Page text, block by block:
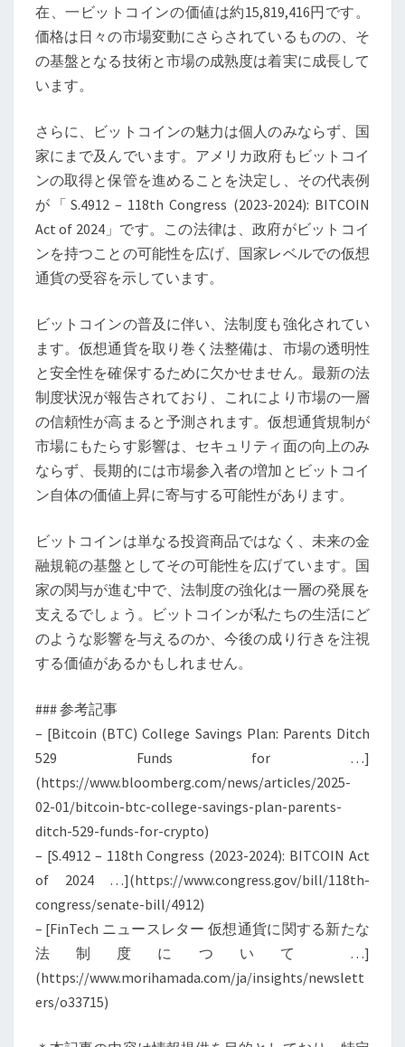
資
金
に
通
貨
を
選
び、
米
国
府
は
ビ
ッ
ト
コ
イ
ン
取
得
と
保
管
を
る
法
制
度
の
強
化
が
進
行
在、一ビットコインの価値は約15,819,416円です。
価格は日々の市場変動にさらされているものの、そ
の基盤となる技術と市場の成熟度は着実に成長して
います。
さらに、ビットコインの魅力は個人のみならず、国
家にまで及んでいます。アメリカ政府もビットコイ
ンの取得と保管を進めることを決定し、その代表例
が「S.4912 – 118th Congress (2023-2024): BITCOIN
Act of 2024」です。この法律は、政府がビットコイ
ンを持つことの可能性を広げ、国家レベルでの仮想
通貨の受容を示しています。
ビットコインの普及に伴い、法制度も強化されてい
ます。仮想通貨を取り巻く法整備は、市場の透明性
と安全性を確保するために欠かせません。最新の法
制度状況が報告されており、これにより市場の一層
の信頼性が高まると予測されます。仮想通貨規制が
市場にもたらす影響は、セキュリティ面の向上のみ
ならず、長期的には市場参入者の増加とビットコイ
ン自体の価値上昇に寄与する可能性があります。
ビットコインは単なる投資商品ではなく、未来の金
融規範の基盤としてその可能性を広げています。国
家の関与が進む中で、法制度の強化は一層の発展を
支えるでしょう。ビットコインが私たちの生活にど
のような影響を与えるのか、今後の成り行きを注視
する価値があるかもしれません。
### 参考記事
– [Bitcoin (BTC) College Savings Plan: Parents Ditch
529 Funds for …]
(https://www.bloomberg.com/news/articles/2025-
02-01/bitcoin-btc-college-savings-plan-parents-
ditch-529-funds-for-crypto)
– [S.4912 – 118th Congress (2023-2024): BITCOIN Act
of 2024 …](https://www.congress.gov/bill/118th-
congress/senate-bill/4912)
– [FinTech ニュースレター 仮想通貨に関する新たな
法制度について …]
(https://www.morihamada.com/ja/insights/newslett
ers/o33715)